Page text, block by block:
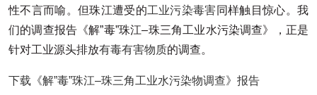
性不言而喻。但珠江遭受的工业污染毒害同样触目惊心。我
们的调查报告《解”毒”珠江–珠三角工业水污染调查》，正是
针对工业源头排放有毒有害物质的调查。
下载《解”毒”珠江–珠三角工业水污染物调查》报告